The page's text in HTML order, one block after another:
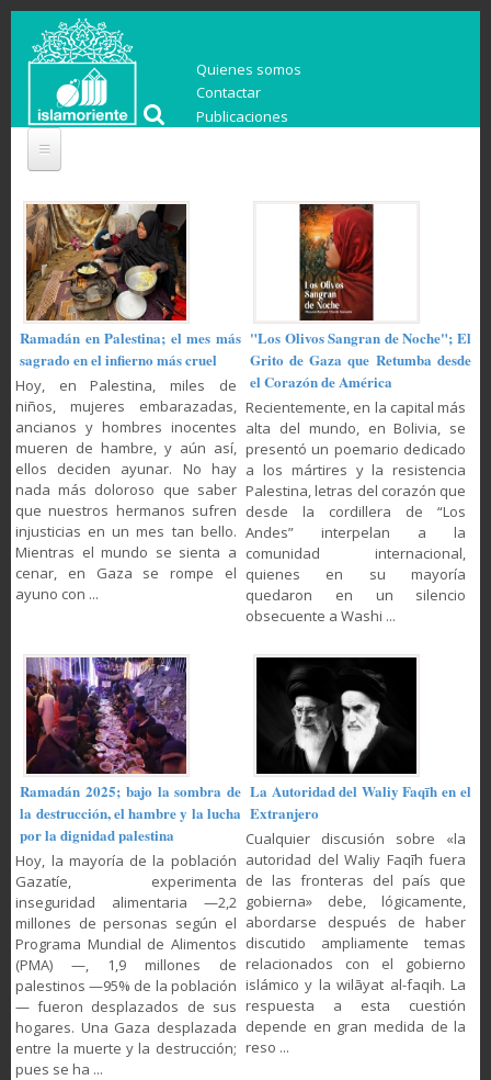
Quienes somos
Contactar
Publicaciones
Ramadán en Palestina; el mes más
sagrado en el infierno más cruel
Hoy, en Palestina, miles de
niños, mujeres embarazadas,
ancianos y hombres inocentes
mueren de hambre, y aún así,
ellos deciden ayunar. No hay
nada más doloroso que saber
que nuestros hermanos sufren
injusticias en un mes tan bello.
Mientras el mundo se sienta a
cenar, en Gaza se rompe el
ayuno con ...
"Los Olivos Sangran de Noche"; El
Grito de Gaza que Retumba desde
el Corazón de América
Recientemente, en la capital más
alta del mundo, en Bolivia, se
presentó un poemario dedicado
a los mártires y la resistencia
Palestina, letras del corazón que
desde la cordillera de “Los
Andes” interpelan a la
comunidad internacional,
quienes en su mayoría
quedaron en un silencio
obsecuente a Washi ...
Ramadán 2025; bajo la sombra de
la destrucción, el hambre y la lucha
por la dignidad palestina
Hoy, la mayoría de la población
Gazatíe, experimenta
inseguridad alimentaria —2,2
millones de personas según el
Programa Mundial de Alimentos
(PMA) —, 1,9 millones de
palestinos —95% de la población
— fueron desplazados de sus
hogares. Una Gaza desplazada
entre la muerte y la destrucción;
pues se ha ...
La Autoridad del Waliy Faqīh en el
Extranjero
Cualquier discusión sobre «la
autoridad del Waliy Faqīh fuera
de las fronteras del país que
gobierna» debe, lógicamente,
abordarse después de haber
discutido ampliamente temas
relacionados con el gobierno
islámico y la wilāyat al-faqih. La
respuesta a esta cuestión
depende en gran medida de la
reso ...